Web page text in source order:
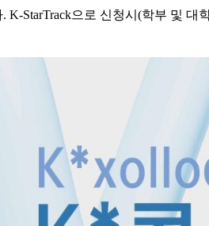
. K-StarTrack으로 신청시(학부 및 대